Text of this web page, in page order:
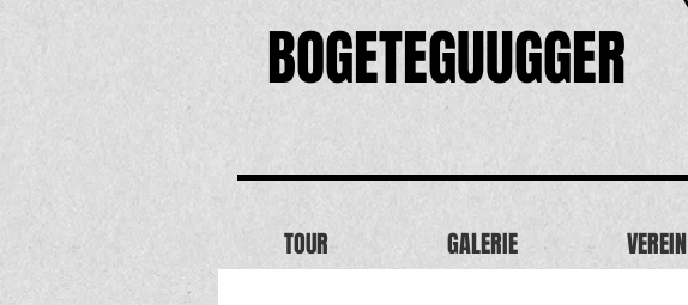
BOGETEGUUGGER
TOUR GALERIE VEREIN